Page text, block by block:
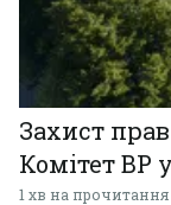
Захист
Комітет ВР
1 хв на прочитання